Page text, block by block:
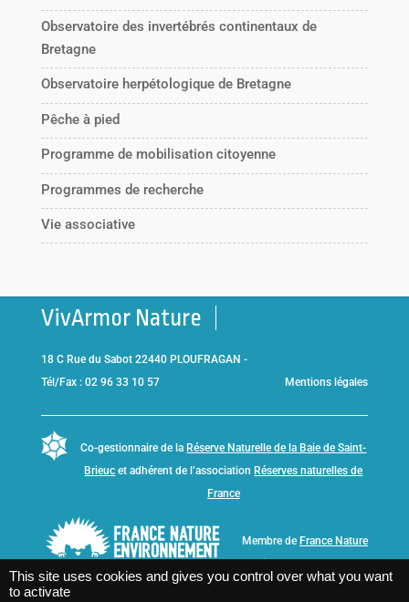
Observatoire des invertébrés continentaux de
Bretagne
Observatoire herpétologique de Bretagne
Pêche à pied
Programme de mobilisation citoyenne
Programmes de recherche
Vie associative
VivArmor Nature
18 C Rue du Sabot 22440 PLOUFRAGAN -
Tél/Fax : 02 96 33 10 57
Mentions légales
Co-gestionnaire de la Réserve Naturelle de la Baie de Saint-
Brieuc et adhérent de l’association Réserves naturelles de
France
Membre de France Nature
This site uses cookies and gives you control over what you want
to activate